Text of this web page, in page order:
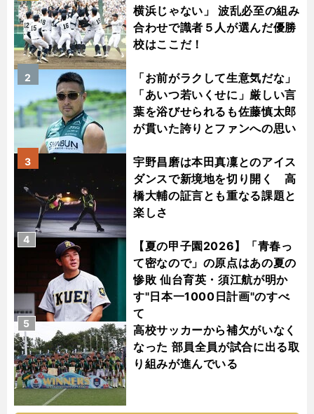
横浜じゃない」 波乱必至の組み
合わせで識者５人が選んだ優勝
校はここだ！
「お前がラクして生意気だな」
「あいつ若いくせに」厳しい言
葉を浴びせられるも佐藤慎太郎
が貫いた誇りとファンへの思い
2
宇野昌磨は本田真凜とのアイス
ダンスで新境地を切り開く 高
橋大輔の証言とも重なる課題と
楽しさ
3
【夏の甲子園2026】「青春っ
て密なので」の原点はあの夏の
惨敗 仙台育英・須江航が明か
す"日本一1000日計画"のすべ
て
4
高校サッカーから補欠がいなく
なった 部員全員が試合に出る取
り組みが進んでいる
5